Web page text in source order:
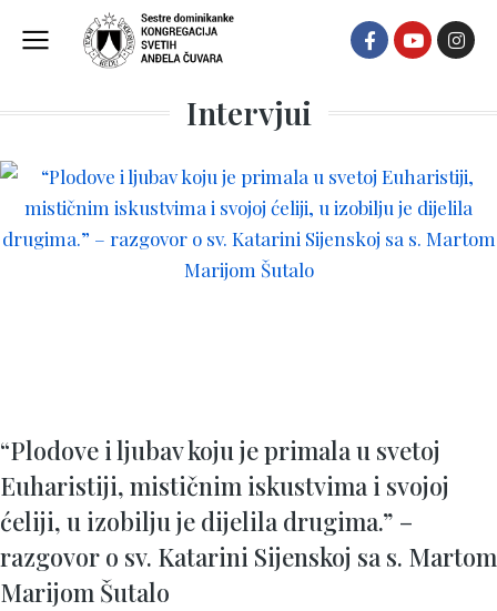
Intervjui
“Plodove i ljubav koju je primala u svetoj
Euharistiji, mističnim iskustvima i svojoj
ćeliji, u izobilju je dijelila drugima.” –
razgovor o sv. Katarini Sijenskoj sa s. Martom
Marijom Šutalo